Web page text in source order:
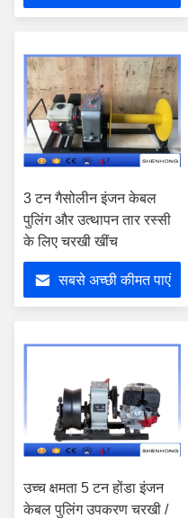
3 टन गैसोलीन इंजन केबल
पुलिंग और उत्थापन तार रस्सी
के लिए चरखी खींच
सबसे अच्छी कीमत पाएं
उच्च क्षमता 5 टन होंडा इंजन
केबल पुलिंग उपकरण चरखी /